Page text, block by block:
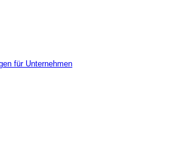
für Unternehmen